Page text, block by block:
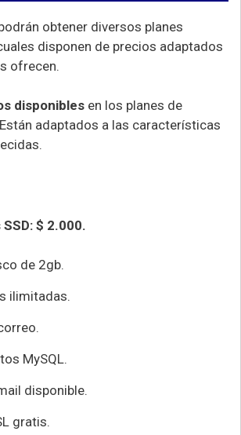
obtener diversos planes
disponen de precios adaptados
ofrecen.
disponibles en los planes de
adaptados a las características
$ 2.000.
de 2gb.
ilimitadas.
MySQL.
disponible.
gratis.